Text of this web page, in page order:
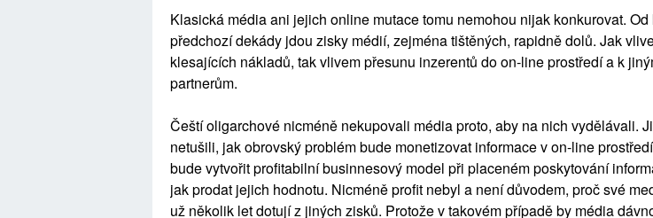
Klasická média ani jejich online mutace tomu nemohou nijak konkurovat. Od
předchozí dekády jdou zisky médií, zejména tištěných, rapidně dolů. Jak
klesajících nákladů, tak vlivem přesunu inzerentů do on-line prostředí a k
partnerům.
Čeští oligarchové nicméně nekupovali média proto, aby na nich vydělávali.
netušili, jak obrovský problém bude monetizovat informace v on-line
bude vytvořit profitabilní businnesový model při placeném poskytování
jak prodat jejich hodnotu. Nicméně profit nebyl a není důvodem, proč své
už několik let dotují z jiných zisků. Protože v takovém případě by média